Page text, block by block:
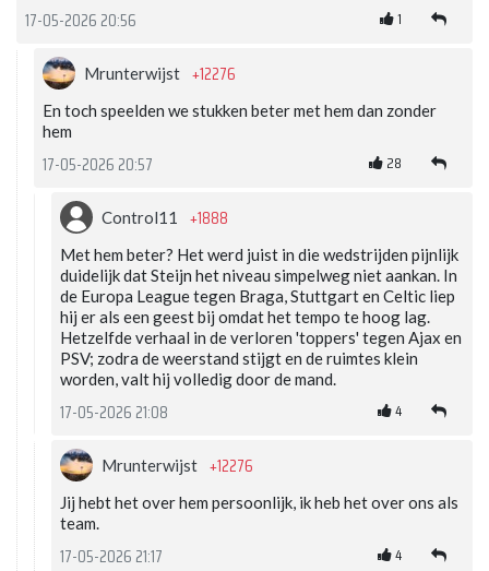
17-05-2026 20:56 1
Mrunterwijst +12276
En toch speelden we stukken beter met hem dan zonder
hem
17-05-2026 20:57 28
Control11 +1888
Met hem beter? Het werd juist in die wedstrijden pijnlijk
duidelijk dat Steijn het niveau simpelweg niet aankan. In
de Europa League tegen Braga, Stuttgart en Celtic liep
hij er als een geest bij omdat het tempo te hoog lag.
Hetzelfde verhaal in de verloren 'toppers' tegen Ajax en
PSV; zodra de weerstand stijgt en de ruimtes klein
worden, valt hij volledig door de mand.
17-05-2026 21:08 4
Mrunterwijst +12276
Jij hebt het over hem persoonlijk, ik heb het over ons als
team.
17-05-2026 21:17 4